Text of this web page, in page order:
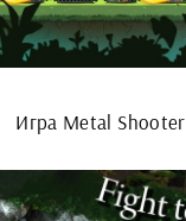
Игра Metal Shooter